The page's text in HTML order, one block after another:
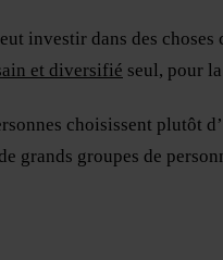
investir dans des
et diversifié seul, pour
choisissent plutôt
grands groupes de